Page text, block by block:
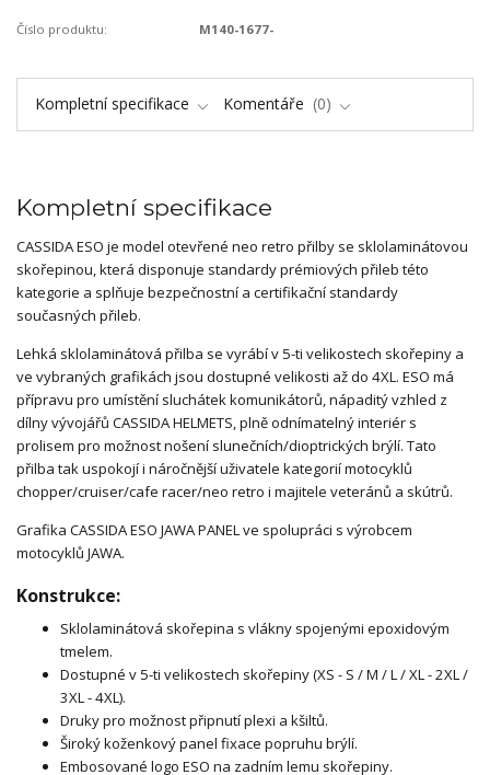
Číslo produktu: M140-1677-
Kompletní specifikace Komentáře 0
Kompletní specifikace
CASSIDA ESO je model otevřené neo retro přilby se sklolaminátovou
skořepinou, která disponuje standardy prémiových přileb této
kategorie a splňuje bezpečnostní a certifikační standardy
současných přileb.
Lehká sklolaminátová přilba se vyrábí v 5-ti velikostech skořepiny a
ve vybraných grafikách jsou dostupné velikosti až do 4XL. ESO má
přípravu pro umístění sluchátek komunikátorů, nápaditý vzhled z
dílny vývojářů CASSIDA HELMETS, plně odnímatelný interiér s
prolisem pro možnost nošení slunečních/dioptrických brýlí. Tato
přilba tak uspokojí i náročnější uživatele kategorií motocyklů
chopper/cruiser/cafe racer/neo retro i majitele veteránů a skútrů.
Grafika CASSIDA ESO JAWA PANEL ve spolupráci s výrobcem
motocyklů JAWA.
Konstrukce:
Sklolaminátová skořepina s vlákny spojenými epoxidovým
tmelem.
Dostupné v 5-ti velikostech skořepiny (XS - S / M / L / XL - 2XL /
3XL - 4XL).
Druky pro možnost připnutí plexi a kšiltů.
Široký koženkový panel fixace popruhu brýlí.
Embosované logo ESO na zadním lemu skořepiny.